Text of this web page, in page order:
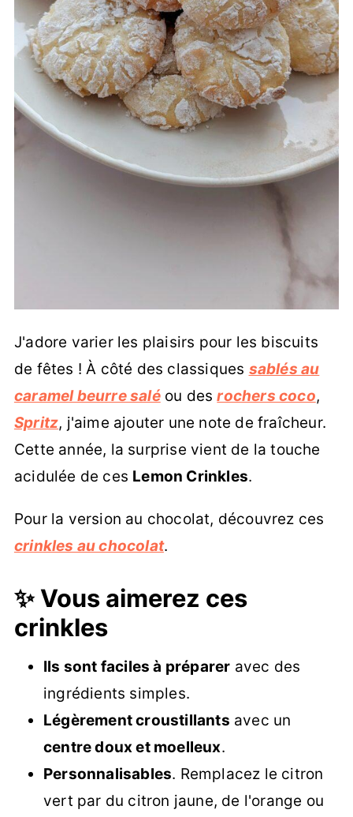
J'adore varier les plaisirs pour les biscuits
de fêtes ! À côté des classiques sablés au
caramel beurre saléou desrochers coco,
Spritz, j'aime ajouter une note de fraîcheur.
Cette année, la surprise vient de la touche
acidulée de ces Lemon Crinkles.
Pour la version au chocolat, découvrez ces
crinkles au chocolat.
✨ Vous aimerez ces
crinkles
Ils sont faciles à préparer avec des
ingrédients simples.
Légèrement croustillants avec un
centre doux et moelleux.
Personnalisables. Remplacez le citron
vert par du citron jaune, de l'orange ou